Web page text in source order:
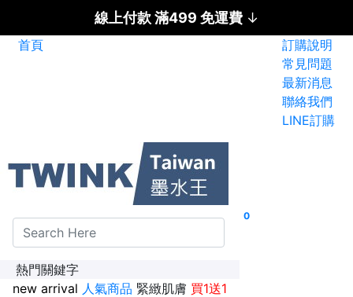
線上付款 滿499 免運費 ↓
首頁
碳粉匣全面特惠價
訂購說明
常見問題
最新消息
聯絡我們
LINE訂購
熱門關鍵字
new arrival 人氣商品 緊緻肌膚 買1送1
0